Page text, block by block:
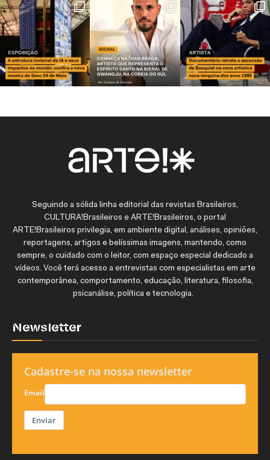
Seguindo a sólida linha editorial das revistas Brasileiros,
CULTURA!Brasileiros e ARTE!Brasileiros, o portal
ARTE!Brasileiros privilegia, em ambiente digital, análises, opiniões,
reportagens, artigos e belíssimas imagens, mantendo, como
sempre, o cuidado com o leitor, com espaço especial dedicado a
vídeos. Você terá acesso a entrevistas com especialistas em arte
contemporânea, comportamento, educação, literatura, filosofia,
psicanálise, política e tecnologia.
Newsletter
Cadastre-se na nossa newsletter
Email
Enviar